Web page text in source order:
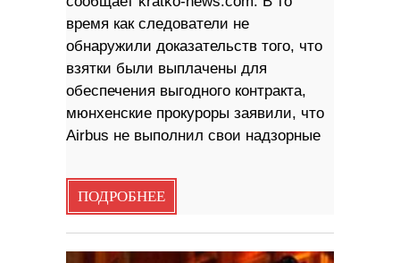
время как следователи не
обнаружили доказательств того, что
взятки были выплачены для
обеспечения выгодного контракта,
мюнхенские прокуроры заявили, что
Airbus не выполнил свои надзорные
ПОДРОБНЕЕ